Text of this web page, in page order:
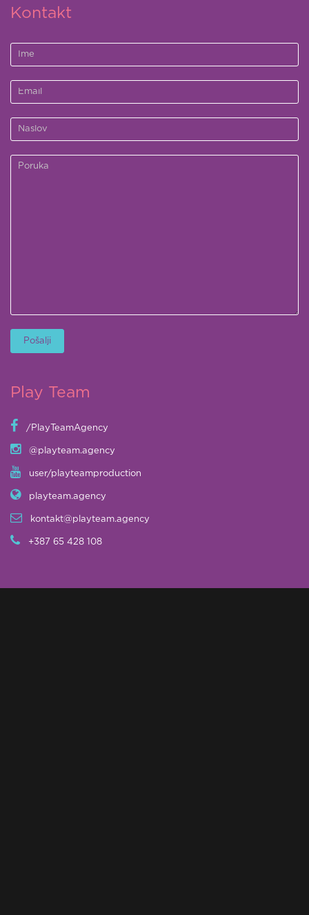
Kontakt
Play Team
/PlayTeamAgency
@playteam.agency
user/playteamproduction
playteam.agency
kontakt@playteam.agency
+387 65 428 108